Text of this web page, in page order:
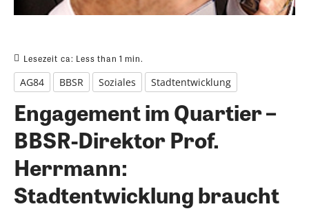
Lesezeit ca: Less than 1 min.
AG84 BBSR Soziales Stadtentwicklung
Engagement im Quartier –
BBSR-Direktor Prof.
Herrmann:
Stadtentwicklung braucht